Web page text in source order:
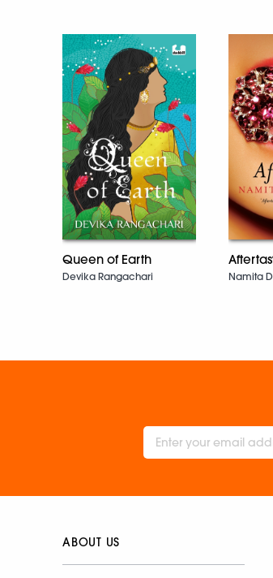
Queen of Earth
Devika Rangachari Namita
ABOUT US